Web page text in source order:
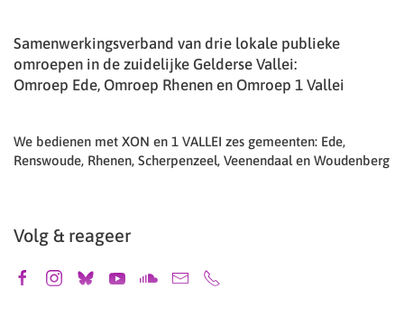
Samenwerkingsverband van drie lokale publieke
omroepen in de zuidelijke Gelderse Vallei:
Omroep Ede, Omroep Rhenen en Omroep 1 Vallei
We bedienen met XON en 1 VALLEI zes gemeenten: Ede,
Renswoude, Rhenen, Scherpenzeel, Veenendaal en Woudenberg
Volg & reageer